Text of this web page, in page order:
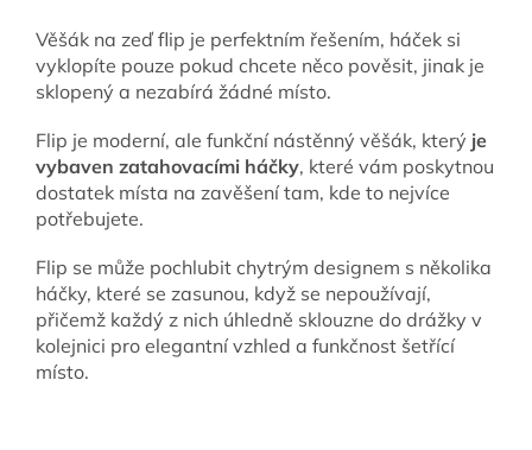
Věšák na zeď flip je perfektním řešením, háček si
vyklopíte pouze pokud chcete něco pověsit, jinak je
sklopený a nezabírá žádné místo.
Flip je moderní, ale funkční nástěnný věšák, který je
vybaven zatahovacími háčky, které vám poskytnou
dostatek místa na zavěšení tam, kde to nejvíce
potřebujete.
Flip se může pochlubit chytrým designem s několika
háčky, které se zasunou, když se nepoužívají,
přičemž každý z nich úhledně sklouzne do drážky v
kolejnici pro elegantní vzhled a funkčnost šetřící
místo.